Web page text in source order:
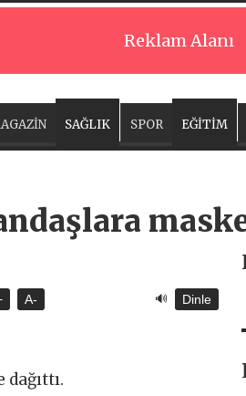
Reklam Alanı
SAĞLIK SPOR EĞİTİM
A- 🔊 Dinle